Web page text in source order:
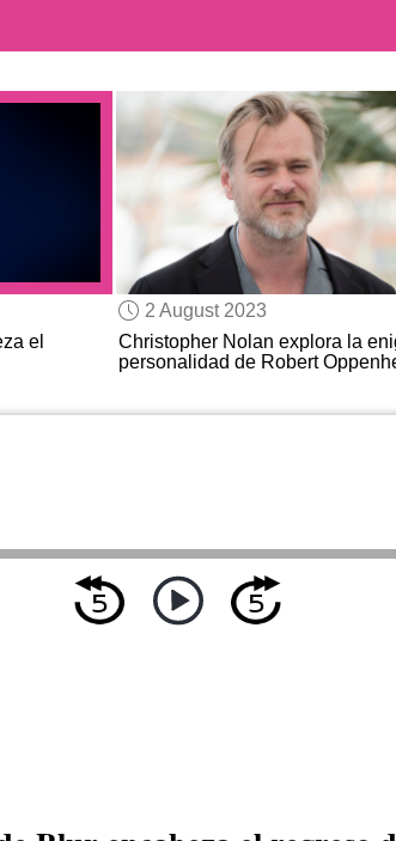
el
2 August 2023
Christopher Nolan explora la
personalidad de Robert